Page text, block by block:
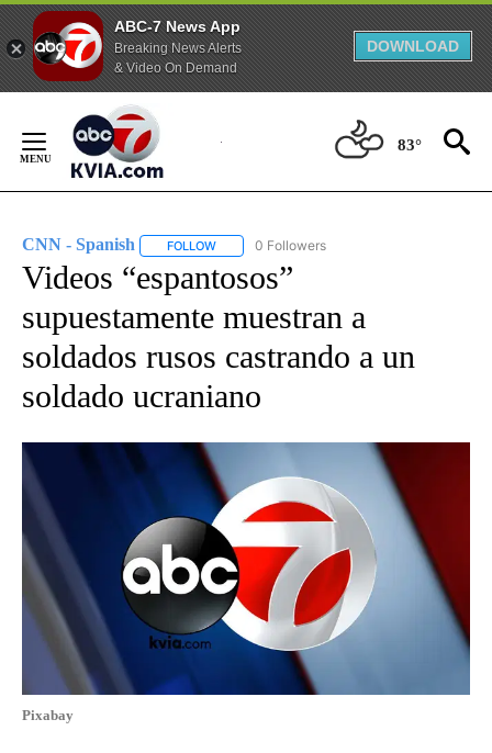
ABC-7 News App
Breaking News Alerts
& Video On Demand
DOWNLOAD
Content
83°
CNN - Spanish FOLLOW FOLLOW "CNN - SPANISH" TO RECEIVE
0 Followers
Videos “espantosos”
supuestamente muestran a
soldados rusos castrando a un
soldado ucraniano
Pixabay